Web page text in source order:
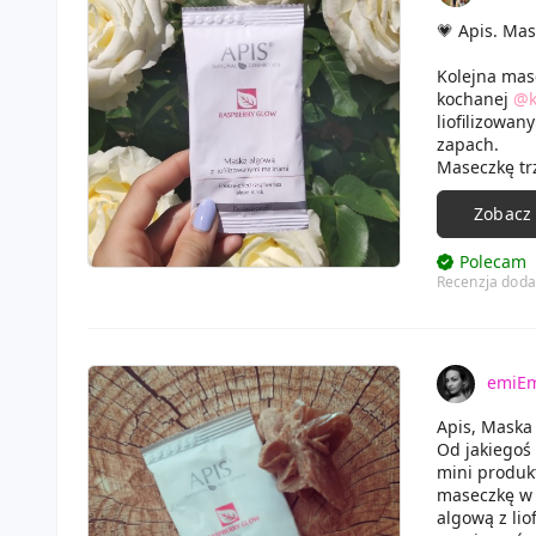
💗 Apis.
Kolejna
kochanej
zapach.
Maseczkę
wymieszać.
odchodziła
skóry.Polecam
Recenzja
Apis,
Od
mini
maseczkę
algową z